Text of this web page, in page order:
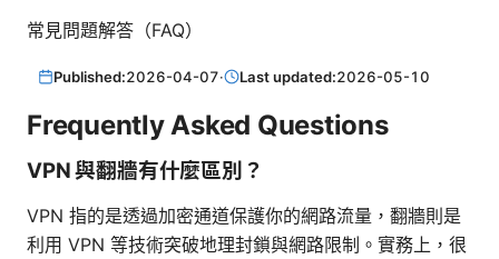
常見問題解答（FAQ）
Published:2026-04-07· Last updated:2026-05-10
Frequently Asked Questions
VPN 與翻牆有什麼區別？
VPN 指的是透過加密通道保護你的網路流量，翻牆則是
利用 VPN 等技術突破地理封鎖與網路限制。實務上，很